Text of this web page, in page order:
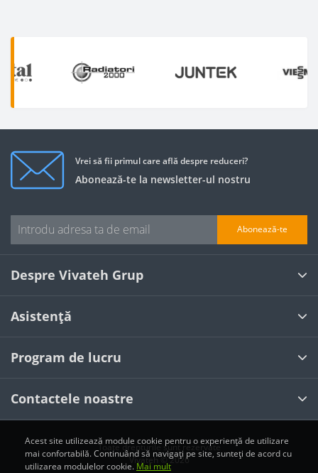
Vrei să fii primul care află despre reduceri?
Abonează-te la newsletter-ul nostru
Abonează-te
Despre Vivateh Grup
Asistență
Program de lucru
Contactele noastre
Toate drepturile sunt rezervate
Vivateh © 2026
Acest site utilizează module cookie pentru o experiență de utilizare
mai confortabilă. Continuând să navigați pe site, sunteți de acord cu
utilizarea modulelor cookie.Mai mult